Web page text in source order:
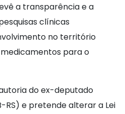
a transparência e a
clínicas
no território
para o
do ex-deputado
RS) e pretende alterar a Lei